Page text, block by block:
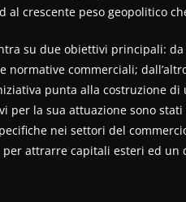
crescente peso geopolitico
su due obiettivi principali: da
normative commerciali;
punta alla costruzione di
per la sua attuazione sono
nei settori del
attrarre capitali esteri ed un